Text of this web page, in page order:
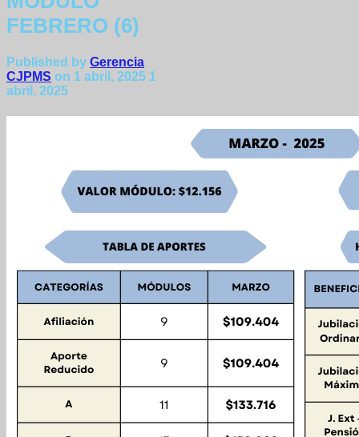
FEBRERO (6)
Published by Gerencia
CJPMS on 1 abril, 2025 1
abril, 2025